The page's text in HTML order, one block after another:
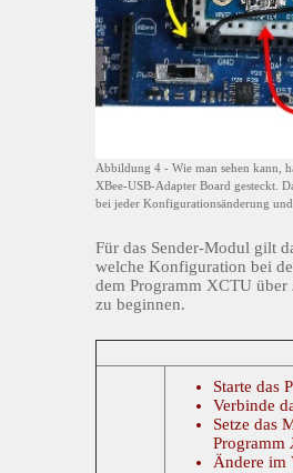
Abbildung 4 - Wie man sehen kann,
XBee-USB-Adapter Board gesteckt.
bei jeder Konfigurationsänderung und
Für das Sender-Modul gilt
welche Konfiguration bei
dem Programm XCTU über
zu beginnen.
Starte das
Verbinde
Setze das
Programm
Ändere im